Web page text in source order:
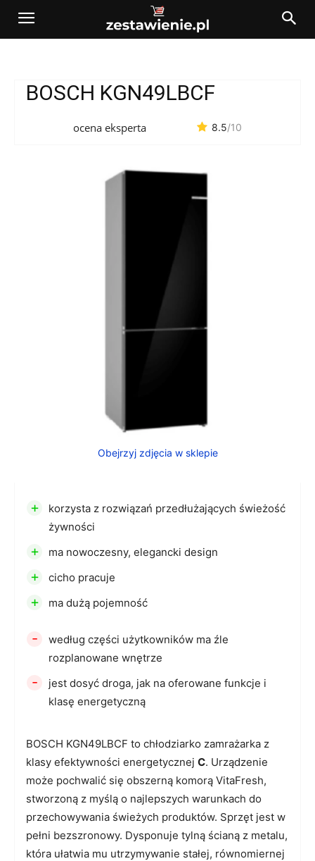
BOSCH KGN49LBCF
ocena eksperta 8.5/10
Obejrzyj zdjęcia w sklepie
BOSCH KGN49LBCF to chłodziarko zamrażarka z
klasy efektywności energetycznej C. Urządzenie
może pochwalić się obszerną komorą VitaFresh,
stworzoną z myślą o najlepszych warunkach do
przechowywania świeżych produktów. Sprzęt jest w
pełni bezszronowy. Dysponuje tylną ścianą z metalu,
która ułatwia mu utrzymywanie stałej, równomiernej
+
korzysta z rozwiązań przedłużających świeżość
żywności
+ ma nowoczesny, elegancki design
+ cicho pracuje
+ ma dużą pojemność
-
według części użytkowników ma źle
rozplanowane wnętrze
-
jest dosyć droga, jak na oferowane funkcje i
klasę energetyczną